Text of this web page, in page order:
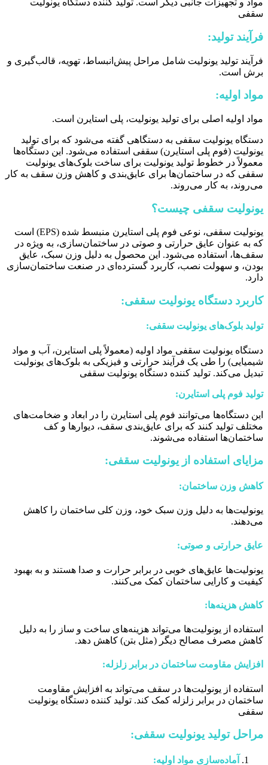
مواد و تجهیزات جانبی دیگر است. تولید کننده دستگاه یونولیت
سقفی
فرآیند تولید:
فرآیند تولید یونولیت شامل مراحل پیش‌انبساط، تهویه، قالب‌گیری و
برش است.
مواد اولیه:
مواد اولیه اصلی برای تولید یونولیت، پلی استایرن است.
دستگاه یونولیت سقفی به دستگاهی گفته می‌شود که برای تولید
یونولیت (فوم پلی استایرن) سقفی استفاده می‌شود. این دستگاه‌ها
معمولاً در خطوط تولید یونولیت برای ساخت بلوک‌های یونولیت
سقفی که در ساختمان‌ها برای عایق‌بندی و کاهش وزن سقف به کار
می‌روند، به کار می‌روند.
یونولیت سقفی چیست؟
یونولیت سقفی، نوعی فوم پلی استایرن منبسط شده (EPS) است
که به عنوان عایق حرارتی و صوتی در ساختمان‌سازی، به ویژه در
سقف‌ها، استفاده می‌شود. این محصول به دلیل وزن سبک، عایق
بودن، و سهولت نصب، کاربرد گسترده‌ای در صنعت ساختمان‌سازی
دارد.
کاربرد دستگاه یونولیت سقفی:
تولید بلوک‌های یونولیت سقفی:
دستگاه یونولیت سقفی مواد اولیه (معمولاً پلی استایرن، آب و مواد
شیمیایی) را طی یک فرآیند حرارتی و فیزیکی به بلوک‌های یونولیت
تبدیل می‌کند. تولید کننده دستگاه یونولیت سقفی
تولید فوم پلی استایرن:
این دستگاه‌ها می‌توانند فوم پلی استایرن را در ابعاد و ضخامت‌های
مختلف تولید کنند که برای عایق‌بندی سقف، دیوارها و کف
ساختمان‌ها استفاده می‌شوند.
مزایای استفاده از یونولیت سقفی:
کاهش وزن ساختمان:
یونولیت‌ها به دلیل وزن سبک خود، وزن کلی ساختمان را کاهش
می‌دهند.
عایق حرارتی و صوتی:
یونولیت‌ها عایق‌های خوبی در برابر حرارت و صدا هستند و به بهبود
کیفیت و کارایی ساختمان کمک می‌کنند.
کاهش هزینه‌ها:
استفاده از یونولیت‌ها می‌تواند هزینه‌های ساخت و ساز را به دلیل
کاهش مصرف مصالح دیگر (مثل بتن) کاهش دهد.
افزایش مقاومت ساختمان در برابر زلزله:
استفاده از یونولیت‌ها در سقف می‌تواند به افزایش مقاومت
ساختمان در برابر زلزله کمک کند. تولید کننده دستگاه یونولیت
سقفی
مراحل تولید یونولیت سقفی:
آماده‌سازی مواد اولیه: